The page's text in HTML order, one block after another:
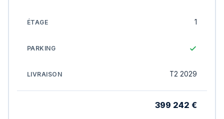
1
T2 2029
399 242 €